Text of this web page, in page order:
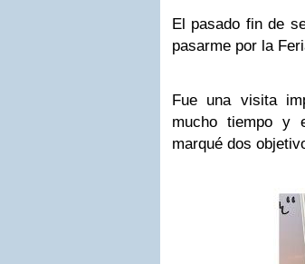
El pasado fin de
pasarme por la
Fue una visita
mucho tiempo y
marqué dos